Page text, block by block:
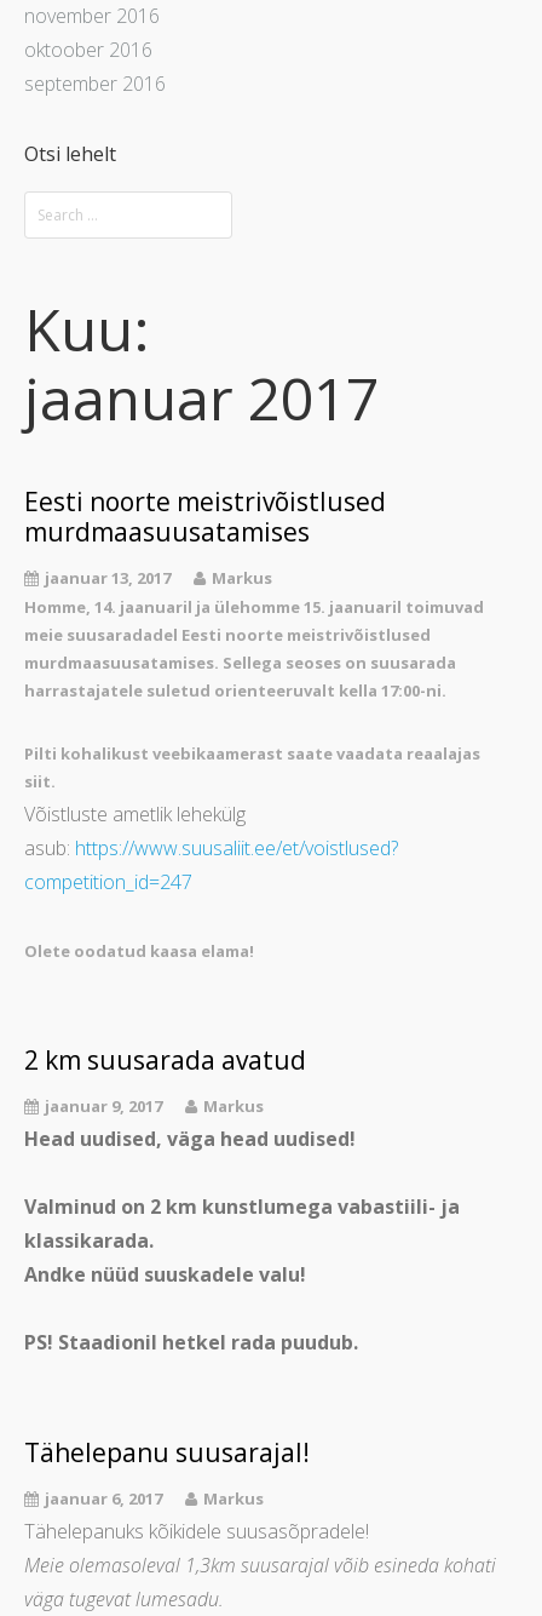
november 2016
oktoober 2016
september 2016
Otsi lehelt
Kuu:
jaanuar 2017
Eesti noorte meistrivõistlused
murdmaasuusatamises
jaanuar 13, 2017
Markus
Homme, 14. jaanuaril ja ülehomme 15. jaanuaril toimuvad
meie suusaradadel Eesti noorte meistrivõistlused
murdmaasuusatamises. Sellega seoses on suusarada
harrastajatele suletud orienteeruvalt kella 17:00-ni.
Pilti kohalikust veebikaamerast saate vaadata reaalajas
siit.
Võistluste ametlik lehekülg
asub: https://www.suusaliit.ee/et/voistlused?
competition_id=247
Olete oodatud kaasa elama!
2 km suusarada avatud
jaanuar 9, 2017 Markus
Head uudised, väga head uudised!
Valminud on 2 km kunstlumega vabastiili- ja
klassikarada.
Andke nüüd suuskadele valu!
PS! Staadionil hetkel rada puudub.
Tähelepanu suusarajal!
jaanuar 6, 2017 Markus
Tähelepanuks kõikidele suusasõpradele!
Meie olemasoleval 1,3km suusarajal võib esineda kohati
väga tugevat lumesadu.